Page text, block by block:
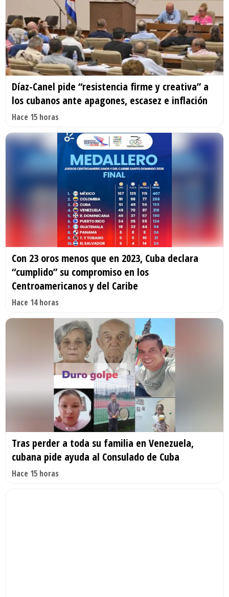
Díaz-Canel pide “resistencia firme y creativa” a
los cubanos ante apagones, escasez e inflación
Hace 15 horas
Con 23 oros menos que en 2023, Cuba declara
“cumplido” su compromiso en los
Centroamericanos y del Caribe
Hace 14 horas
Tras perder a toda su familia en Venezuela,
cubana pide ayuda al Consulado de Cuba
Hace 15 horas